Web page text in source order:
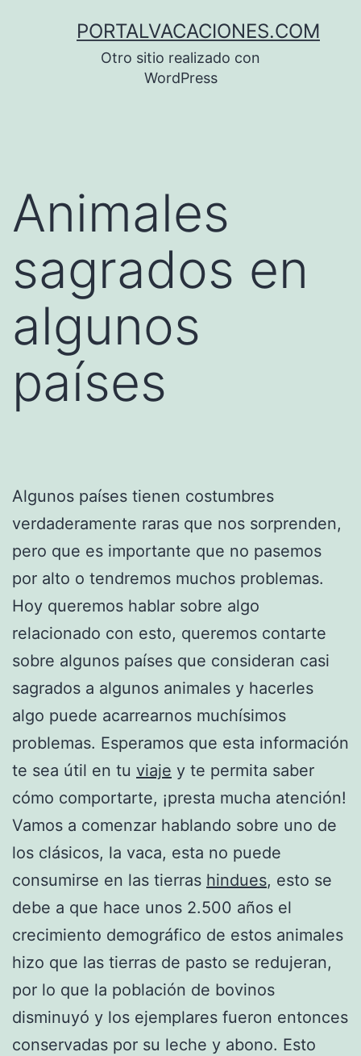
PORTALVACACIONES.COM
Otro sitio realizado con
WordPress
Animales
sagrados en
algunos
países
Algunos países tienen costumbres
verdaderamente raras que nos sorprenden,
pero que es importante que no pasemos
por alto o tendremos muchos problemas.
Hoy queremos hablar sobre algo
relacionado con esto, queremos contarte
sobre algunos países que consideran casi
sagrados a algunos animales y hacerles
algo puede acarrearnos muchísimos
problemas. Esperamos que esta información
te sea útil en tu viaje y te permita saber
cómo comportarte, ¡presta mucha atención!
Vamos a comenzar hablando sobre uno de
los clásicos, la vaca, esta no puede
consumirse en las tierras hindues, esto se
debe a que hace unos 2.500 años el
crecimiento demográfico de estos animales
hizo que las tierras de pasto se redujeran,
por lo que la población de bovinos
disminuyó y los ejemplares fueron entonces
conservadas por su leche y abono. Esto